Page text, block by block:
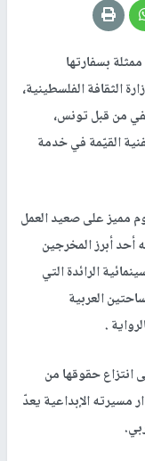
بسفارتها
الثقافة الفلسطينية،
من قبل تونس،
القيّمة في خدمة
مميز على صعيد العمل
أحد أبرز المخرجين
الرائدة التي
العربية
.
انتزاع حقوقها من
مسيرته الإبداعية يعدّ